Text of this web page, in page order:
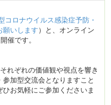
コロナウイルス感染症予防・
願いします）と、オンライン
催です。
れぞれの価値観や視点を響き
加型交流会となりますこと
お気軽にご参加くださいま